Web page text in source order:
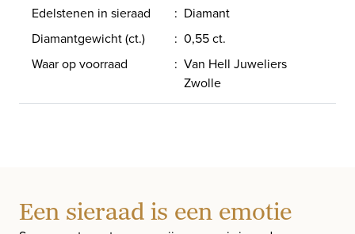
Edelstenen in sieraad
: Diamant
Diamantgewicht (ct.)
: 0,55 ct.
Waar op voorraad
: Van Hell Juweliers
Zwolle
Een sieraad is een emotie